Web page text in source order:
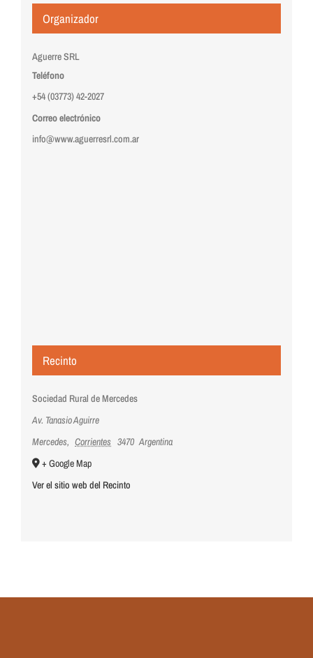
Organizador
Aguerre SRL
Teléfono
+54 (03773) 42-2027
Correo electrónico
info@www.aguerresrl.com.ar
Recinto
Sociedad Rural de Mercedes
Av. Tanasio Aguirre
Mercedes, Corrientes 3470 Argentina
+ Google Map
Ver el sitio web del Recinto